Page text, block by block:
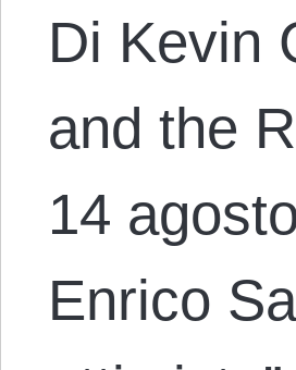
Di Kevin
and the
14
Enrico